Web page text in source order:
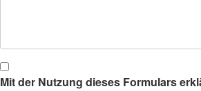
Mit der Nutzung dieses Formulars